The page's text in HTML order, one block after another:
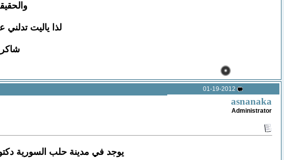
لذا ياليت
01-19-2012
asnanaka
Administrator
يوجد في مدينة حلب السورية